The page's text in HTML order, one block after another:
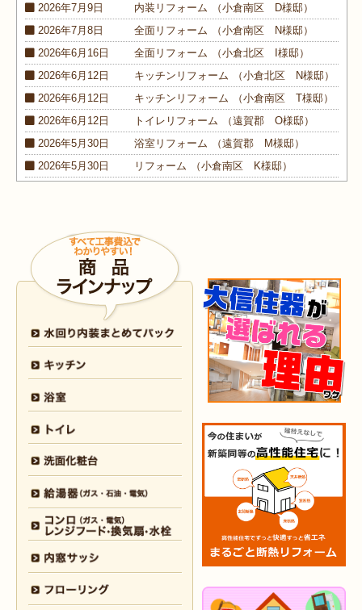
2026年7月9日
内装 リフォーム
（小倉南区 D様邸）
2026年7月8日
全面 リフォーム
（小倉南区 N様邸）
2026年6月16日
全面 リフォーム
（小倉北区 I様邸）
2026年6月12日
キッチン リフォーム
（小倉北区 N様邸）
2026年6月12日
キッチン リフォーム
（小倉南区 T様邸）
2026年6月12日
トイレ リフォーム
（遠賀郡 O様邸）
2026年5月30日
浴室 リフォーム
（遠賀郡 M様邸）
2026年5月30日
リフォーム
（小倉南区 K様邸）
2026年4月6日
浴室 リフォーム
2026年4月6日
リフォーム
2026年3月25日
内装リフォーム （小倉北区 I様邸）
2026年3月12日
リフォーム （小倉北区 S様邸）
2026年3月12日
浴室 リフォーム
（八幡東区 N様邸）
2026年3月5日
（八幡西区 T様邸）
リフォーム （戸畑区 T様邸）
2026年3月2日
浴室リフォーム
2026年2月23日
リフォーム （小倉南区 Y様邸）
2026年2月6日
リフォーム （小倉南区 K様邸）
2026年2月5日
浴室リフォーム
（小倉南区 F様邸）
2026年1月31日
浴室 リフォーム （戸畑区 H様邸）
2026年1月31日
（小倉南区 O様邸）
2026年1月29日
内装リフォーム
（門司区 N様邸）
2026年1月26日
リフォーム （八幡西区 M様邸）
2025年12月30日
リフォーム （門司区 S様邸）